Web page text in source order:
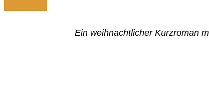
Ein weihnachtlicher Kurzroman